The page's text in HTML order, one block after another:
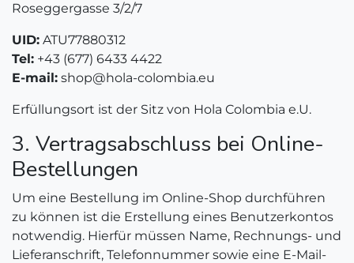
Roseggergasse 3/2/7
UID: ATU77880312
Tel: +43 (677) 6433 4422
E-mail: shop@hola-colombia.eu
Erfüllungsort ist der Sitz von Hola Colombia e.U.
3. Vertragsabschluss bei Online-
Bestellungen
Um eine Bestellung im Online-Shop durchführen
zu können ist die Erstellung eines Benutzerkontos
notwendig. Hierfür müssen Name, Rechnungs- und
Lieferanschrift, Telefonnummer sowie eine E-Mail-